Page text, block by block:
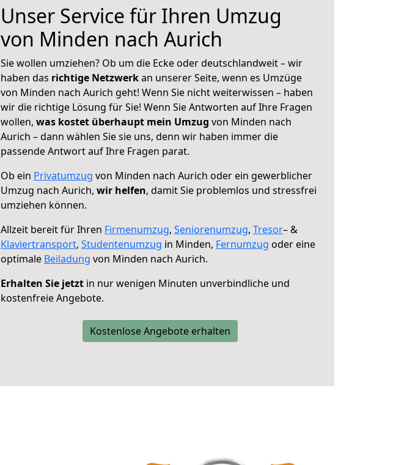
Unser Service für Ihren Umzug
von Minden nach Aurich
Sie wollen umziehen? Ob um die Ecke oder deutschlandweit – wir
haben das richtige Netzwerkan unserer Seite, wenn es Umzüge
von Minden nach Aurich geht! Wenn Sie nicht weiterwissen – haben
wir die richtige Lösung für Sie! Wenn Sie Antworten auf Ihre Fragen
wollen, was kostet überhaupt mein Umzug von Minden nach
Aurich – dann wählen Sie sie uns, denn wir haben immer die
passende Antwort auf Ihre Fragen parat.
Ob ein Privatumzug von Minden nach Aurich oder ein gewerblicher
Umzug nach Aurich, wir helfen, damit Sie problemlos und stressfrei
umziehen können.
Allzeit bereit für Ihren Firmenumzug, Seniorenumzug, Tresor– &
Klaviertransport, Studentenumzug in Minden, Fernumzug oder eine
optimale Beiladung von Minden nach Aurich.
Erhalten Sie jetzt in nur wenigen Minuten unverbindliche und
kostenfreie Angebote.
Kostenlose Angebote erhalten